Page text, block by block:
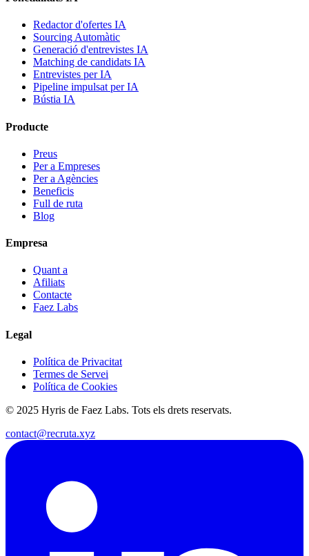
Redactor d'ofertes IA
Sourcing Automàtic
Generació d'entrevistes IA
Matching de candidats IA
Entrevistes per IA
Pipeline impulsat per IA
Bústia IA
Producte
Preus
Per a Empreses
Per a Agències
Beneficis
Full de ruta
Blog
Empresa
Quant a
Afiliats
Contacte
Faez Labs
Legal
Política de Privacitat
Termes de Servei
Política de Cookies
© 2025 Hyris de Faez Labs. Tots els drets reservats.
contact@recruta.xyz